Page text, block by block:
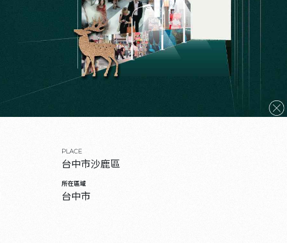
PLACE
台中市沙鹿區
所在區域
台中市